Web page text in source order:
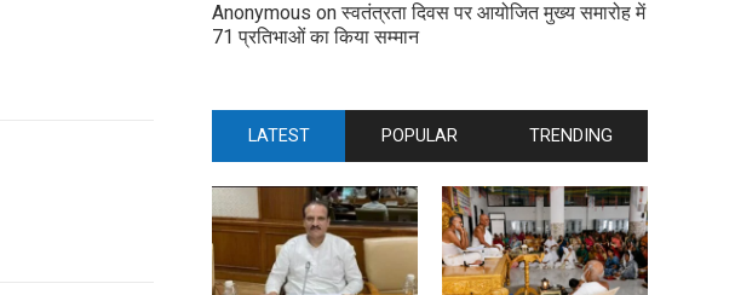
Anonymous onस्वतंत्रता दिवस पर आयोजित मुख्य समारोह में
71 प्रतिभाओं का किया सम्मान
LATEST POPULAR TRENDING